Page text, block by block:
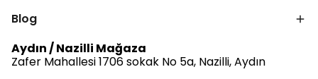
Blog
Aydın / Nazilli Mağaza
Zafer Mahallesi 1706 sokak No 5a, Nazilli, Aydın